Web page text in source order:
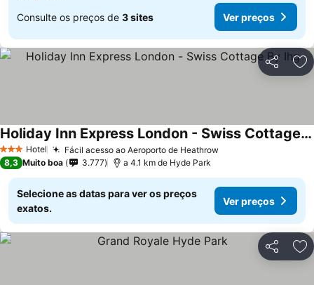
Consulte os preços de 3 sites Ver preços
Partilhar
3 EstrelasHotel Fácil acesso ao Aeroporto de Heathrow
Holiday Inn Express London - Swiss Cottage By Ihg
8,3 Muito boa 3.777 a 4.1 km de Hyde Park
Selecione as datas para ver os preços
exatos.
Ver preços
Partilhar